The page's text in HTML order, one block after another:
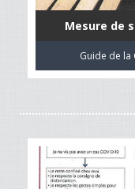
Mesure de
Guide de